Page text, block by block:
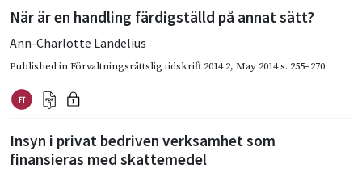
När är en handling färdigställd på annat sätt?
Ann-Charlotte Landelius
Published inFörvaltningsrättslig tidskrift 2014 2, May 2014s. 255–270
Insyn i privat bedriven verksamhet som
finansieras med skattemedel